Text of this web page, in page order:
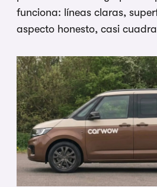
funciona: líneas claras,
aspecto honesto, casi